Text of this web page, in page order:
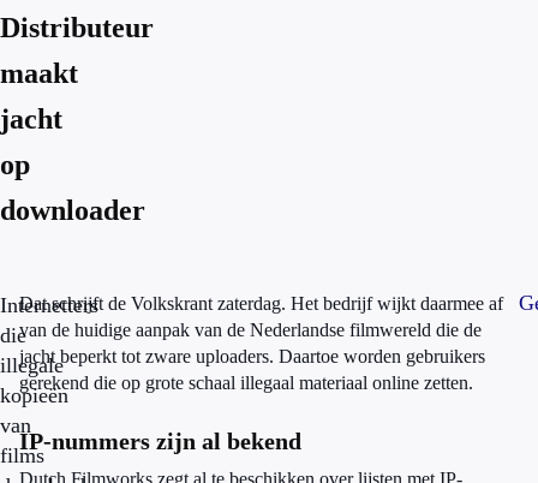
Distributeur
maakt
jacht
op
downloader
Internetters
die
illegale
kopieën
van
films
Dat schrijft de Volkskrant zaterdag. Het bedrijf wijkt daarmee af
van de huidige aanpak van de Nederlandse filmwereld die de
jacht beperkt tot zware uploaders. Daartoe worden gebruikers
gerekend die op grote schaal illegaal materiaal online zetten.
IP-nummers zijn al bekend
Dutch Filmworks zegt al te beschikken over lijsten met IP-